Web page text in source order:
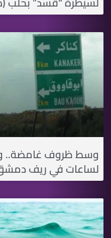
وسط ظروف غامضة..
لساعات في ريف